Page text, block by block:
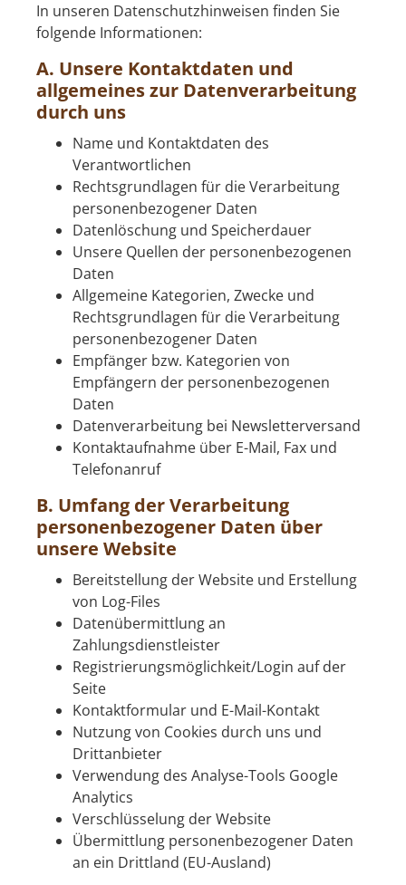
In unseren Datenschutzhinweisen finden Sie
folgende Informationen:
A. Unsere Kontaktdaten und
allgemeines zur Datenverarbeitung
durch uns
Name und Kontaktdaten des
Verantwortlichen
Rechtsgrundlagen für die Verarbeitung
personenbezogener Daten
Datenlöschung und Speicherdauer
Unsere Quellen der personenbezogenen
Daten
Allgemeine Kategorien, Zwecke und
Rechtsgrundlagen für die Verarbeitung
personenbezogener Daten
Empfänger bzw. Kategorien von
Empfängern der personenbezogenen
Daten
Datenverarbeitung bei Newsletterversand
Kontaktaufnahme über E-Mail, Fax und
Telefonanruf
B. Umfang der Verarbeitung
personenbezogener Daten über
unsere Website
Bereitstellung der Website und Erstellung
von Log-Files
Datenübermittlung an
Zahlungsdienstleister
Registrierungsmöglichkeit/Login auf der
Seite
Kontaktformular und E-Mail-Kontakt
Nutzung von Cookies durch uns und
Drittanbieter
Verwendung des Analyse-Tools Google
Analytics
Verschlüsselung der Website
Übermittlung personenbezogener Daten
an ein Drittland (EU-Ausland)